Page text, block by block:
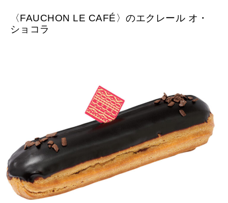
〈FAUCHON LE CAFÉ〉のエクレール オ・
ショコラ